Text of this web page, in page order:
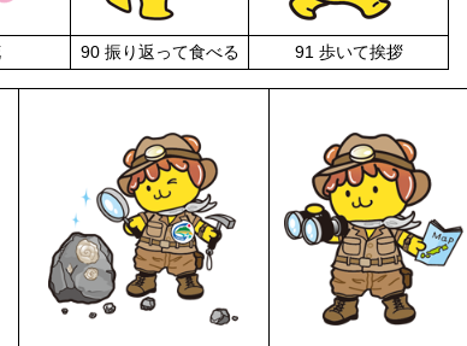
90 振り返って食べる 91 歩いて挨拶